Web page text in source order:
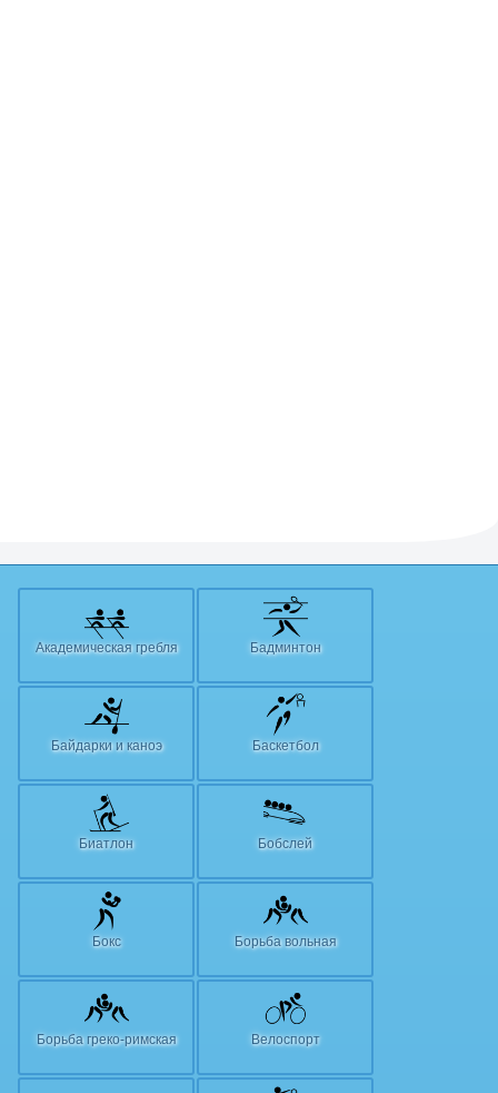
Академическая гребля Бадминтон
Байдарки и каноэ Баскетбол
Биатлон Бобслей
Бокс Борьба вольная
Борьба греко-римская Велоспорт